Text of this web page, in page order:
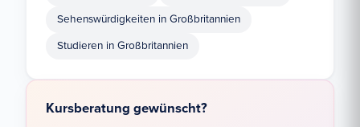
Sehenswürdigkeiten in Großbritannien
Studieren in Großbritannien
Kursberatung gewünscht?